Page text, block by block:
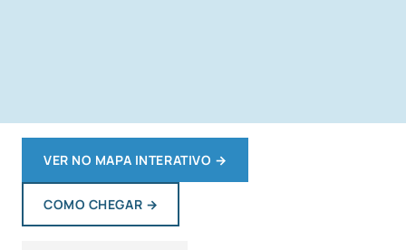
VER NO MAPA INTERATIVO →
COMO CHEGAR →